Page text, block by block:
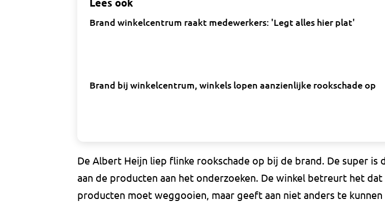
Brand winkelcentrum raakt medewerkers: 'Legt alles hier plat'
Brand bij winkelcentrum, winkels lopen aanzienlijke rookschade op
De Albert Heijn liep flinke rookschade op bij de brand. De super is
aan de producten aan het onderzoeken. De winkel betreurt het dat
producten moet weggooien, maar geeft aan niet anders te